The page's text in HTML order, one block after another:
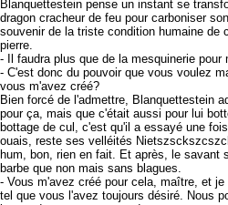
Blanquettestein pense un instant se
dragon cracheur de feu pour carboniser
souvenir de la triste condition humaine de
pierre.
- Il faudra plus que de la mesquinerie pour
- C'est donc du pouvoir que vous voulez
vous m'avez créé?
Bien forcé de l'admettre, Blanquettestein
pour ça, mais que c'était aussi pour lui
bottage de cul, c'est qu'il a essayé une
ouais, reste ses velléités
hum, bon, rien en fait. Et après, le savant
barbe que non mais sans blagues.
- Vous m'avez créé pour cela, maître, et
tel que vous l'avez toujours désiré. Nous